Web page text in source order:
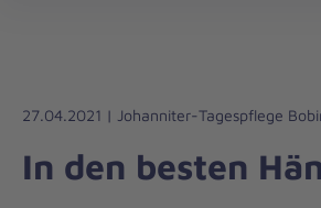
Liebe
Leben
27.04.2021 | Johanniter-Tagespflege
In den besten